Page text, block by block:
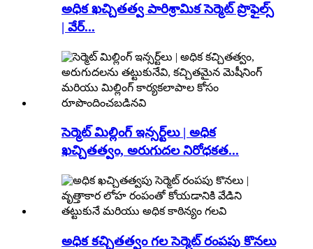
అధిక ఖచ్చితత్వ పారిశ్రామిక సెర్మెట్ ప్రొఫైల్స్
| వేర్...
సెర్మెట్ మిల్లింగ్ ఇన్సర్ట్‌లు | అధిక
ఖచ్చితత్వం, అరుగుదల నిరోధకత...
అధిక కచ్చితత్వం గల సెర్మెట్ రంపపు కొనలు